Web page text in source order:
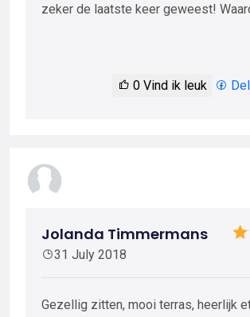
zeker de laatste keer geweest!
0 Vind ik leuk
Jolanda Timmermans
31 July 2018
Gezellig zitten, mooi terras, heerlijk